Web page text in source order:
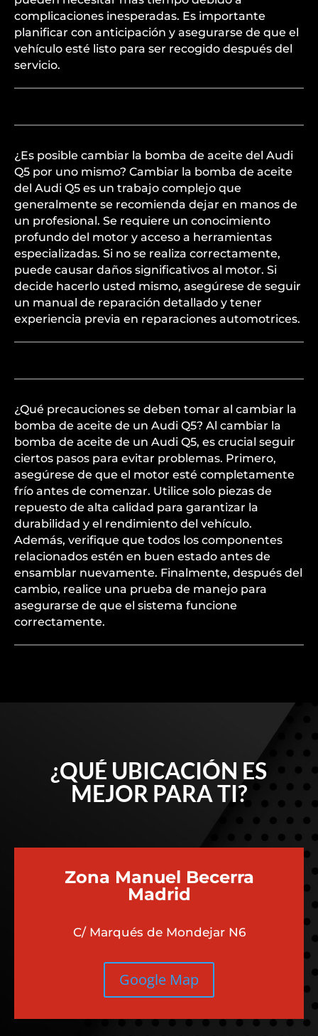
complicaciones inesperadas. Es importante
planificar con anticipación y asegurarse de que el
vehículo esté listo para ser recogido después del
servicio.
¿Es posible cambiar la bomba de aceite del Audi
Q5 por uno mismo? Cambiar la bomba de aceite
del Audi Q5 es un trabajo complejo que
generalmente se recomienda dejar en manos de
un profesional. Se requiere un conocimiento
profundo del motor y acceso a herramientas
especializadas. Si no se realiza correctamente,
puede causar daños significativos al motor. Si
decide hacerlo usted mismo, asegúrese de seguir
un manual de reparación detallado y tener
experiencia previa en reparaciones automotrices.
¿Qué precauciones se deben tomar al cambiar la
bomba de aceite de un Audi Q5? Al cambiar la
bomba de aceite de un Audi Q5, es crucial seguir
ciertos pasos para evitar problemas. Primero,
asegúrese de que el motor esté completamente
frío antes de comenzar. Utilice solo piezas de
repuesto de alta calidad para garantizar la
durabilidad y el rendimiento del vehículo.
Además, verifique que todos los componentes
relacionados estén en buen estado antes de
ensamblar nuevamente. Finalmente, después del
cambio, realice una prueba de manejo para
asegurarse de que el sistema funcione
correctamente.
¿QUÉ UBICACIÓN ES
MEJOR PARA TI?
Zona Manuel Becerra
Madrid
C/ Marqués de Mondejar N6
Google Map